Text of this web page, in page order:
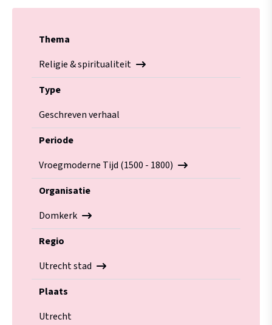
Thema
Religie & spiritualiteit
Type
Geschreven verhaal
Periode
Vroegmoderne Tijd (1500 - 1800)
Organisatie
Domkerk
Regio
Utrecht stad
Plaats
Utrecht